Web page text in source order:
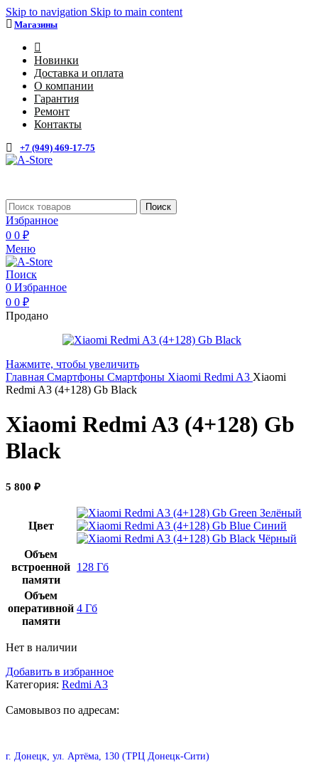
Skip to navigation Skip to main content
Магазины
Новинки
Доставка и оплата
О компании
Гарантия
Ремонт
Контакты
+7 (949) 469-17-75
Поиск
Избранное
0 0 ₽
Меню
Поиск
0 Избранное
0 0 ₽
Продано
Нажмите, чтобы увеличить
Главная Смартфоны Смартфоны Xiaomi Redmi A3 Xiaomi
Redmi A3 (4+128) Gb Black
Xiaomi Redmi A3 (4+128) Gb
Black
5 800 ₽
Цвет
Зелёный
Синий
Чёрный
Объем
встроенной
памяти
128 Гб
Объем
оперативной
памяти
4 Гб
Нет в наличии
Добавить в избранное
Категория: Redmi A3
Самовывоз по адресам:
г. Донецк, ул. Артёма, 130 (ТРЦ Донецк-Сити)